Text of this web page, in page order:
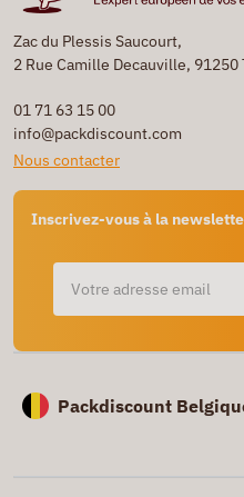
Zac du Plessis Saucourt,
2 Rue Camille Decauville, 91250
01 71 63 15 00
info@packdiscount.com
Nous contacter
Inscrivez-vous à la
Packdiscount